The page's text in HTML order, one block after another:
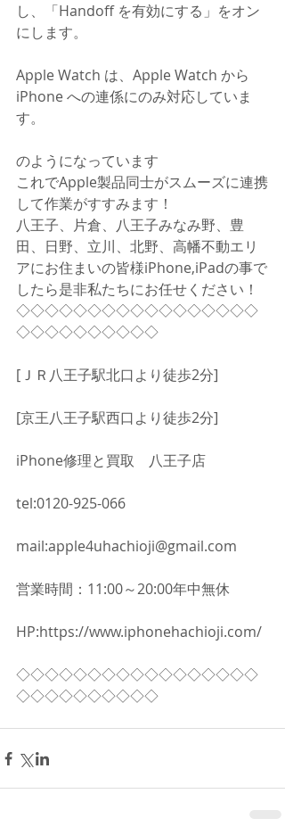
し、「Handoff を有効にする」をオン
にします。
Apple Watch は、Apple Watch から
iPhone への連係にのみ対応していま
す。
のようになっています
これでApple製品同士がスムーズに連携
して作業がすすみます！
八王子、片倉、八王子みなみ野、豊
田、日野、立川、北野、高幡不動エリ
アにお住まいの皆様iPhone,iPadの事で
したら是非私たちにお任せください！
◇◇◇◇◇◇◇◇◇◇◇◇◇◇◇◇◇
◇◇◇◇◇◇◇◇◇◇
[ＪＲ八王子駅北口より徒歩2分]
[京王八王子駅西口より徒歩2分]
iPhone修理と買取　八王子店
tel:0120-925-066
mail:apple4uhachioji@gmail.com
営業時間：11:00～20:00年中無休
HP:https://www.iphonehachioji.com/
◇◇◇◇◇◇◇◇◇◇◇◇◇◇◇◇◇
◇◇◇◇◇◇◇◇◇◇